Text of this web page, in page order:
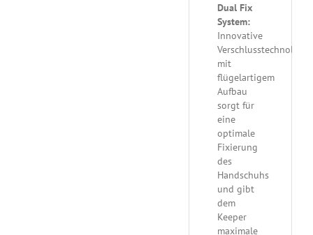
Dual Fix
System:
Innovative
Verschlusstechnologie
mit
flügelartigem
Aufbau
sorgt für
eine
optimale
Fixierung
des
Handschuhs
und gibt
dem
Keeper
maximale